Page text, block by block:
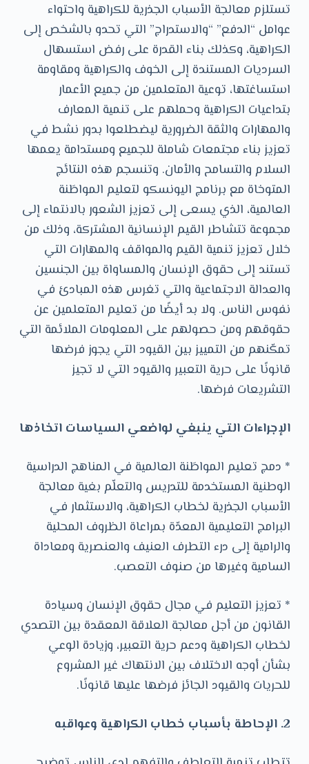
تستلزم معالجة الأسباب الجذرية للكراهية واحتواء
عوامل “الدفع” “والاستدراج” التي تحدو بالشخص إلى
الكراهية، وكذلك بناء القدرة على رفض استسهال
السرديات المستندة إلى الخوف والكراهية ومقاومة
استساغتها، توعية المتعلمين من جميع الأعمار
بتداعيات الكراهية وحملهم على تنمية المعارف
والمهارات والثقة الضرورية ليضطلعوا بدور نشط في
تعزيز بناء مجتمعات شاملة للجميع ومستدامة يعمها
السلام والتسامح والأمان. وتنسجم هذه النتائج
المتوخاة مع برنامج اليونسكو لتعليم المواطَنة
العالمية، الذي يسعى إلى تعزيز الشعور بالانتماء إلى
مجموعة تتشاطر القيم الإنسانية المشتركة، وذلك من
خلال تعزيز تنمية القيم والمواقف والمهارات التي
تستند إلى حقوق الإنسان والمساواة بين الجنسين
والعدالة الاجتماعية والتي تغرس هذه المبادئ في
نفوس الناس. ولا بد أيضًا من تعليم المتعلمين عن
حقوقهم ومن حصولهم على المعلومات الملائمة التي
تمكّنهم من التمييز بين القيود التي يجوز فرضها
قانونًا على حرية التعبير والقيود التي لا تجيز
التشريعات فرضها.
الإجراءات التي ينبغي لواضعي السياسات اتخاذها
* دمج تعليم المواطَنة العالمية في المناهج الدراسية
الوطنية المستخدمة للتدريس والتعلّم بغية معالجة
الأسباب الجذرية لخطاب الكراهية، والاستثمار في
البرامج التعليمية المعدّة بمراعاة الظروف المحلية
والرامية إلى درء التطرف العنيف والعنصرية ومعاداة
السامية وغيرها من صنوف التعصب.
* تعزيز التعليم في مجال حقوق الإنسان وسيادة
القانون من أجل معالجة العلاقة المعقدة بين التصدي
لخطاب الكراهية ودعم حرية التعبير، وزيادة الوعي
بشأن أوجه الاختلاف بين الانتهاك غير المشروع
للحريات والقيود الجائز فرضها عليها قانونًا.
2. الإحاطة بأسباب خطاب الكراهية وعواقبه